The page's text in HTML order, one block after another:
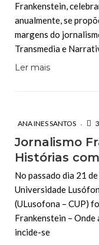
Frankenstein,
anualmente, se
margens do
Transmedia e
Ler mais
ANA INES SANTOS
Jornalismo
Histórias
No passado dia 21
Universidade
(ULusofona – CUP)
Frankenstein – Onde
incide-se